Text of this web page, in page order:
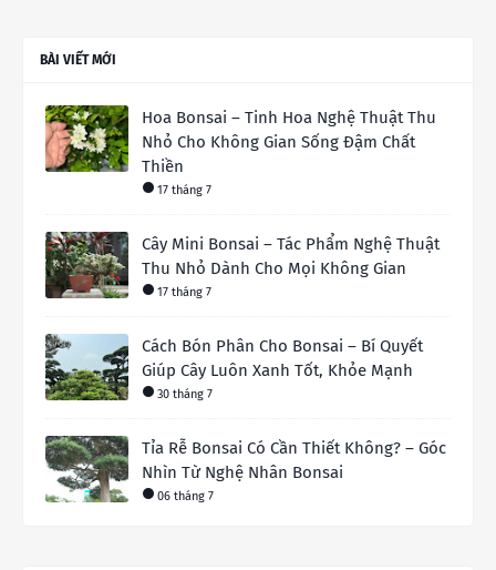
BÀI VIẾT MỚI
Hoa Bonsai – Tinh Hoa Nghệ Thuật Thu
Nhỏ Cho Không Gian Sống Đậm Chất
Thiền
17 tháng 7
Cây Mini Bonsai – Tác Phẩm Nghệ Thuật
Thu Nhỏ Dành Cho Mọi Không Gian
17 tháng 7
Cách Bón Phân Cho Bonsai – Bí Quyết
Giúp Cây Luôn Xanh Tốt, Khỏe Mạnh
30 tháng 7
Tỉa Rễ Bonsai Có Cần Thiết Không? – Góc
Nhìn Từ Nghệ Nhân Bonsai
06 tháng 7